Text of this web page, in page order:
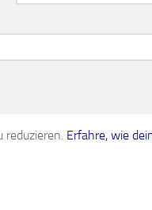
reduzieren. Erfahre, wie